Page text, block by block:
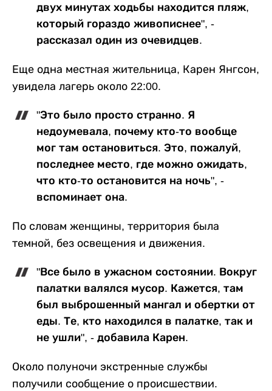
двух минутах ходьбы находится пляж,
который гораздо живописнее", -
рассказал один из очевидцев.
Еще одна местная жительница, Карен Янгсон,
увидела лагерь около 22:00.
"Это было просто странно. Я
недоумевала, почему кто-то вообще
мог там остановиться. Это, пожалуй,
последнее место, где можно ожидать,
что кто-то остановится на ночь", -
вспоминает она.
По словам женщины, территория была
темной, без освещения и движения.
"Все было в ужасном состоянии. Вокруг
палатки валялся мусор. Кажется, там
был выброшенный мангал и обертки от
еды. Те, кто находился в палатке, так и
не ушли", - добавила Карен.
Около полуночи экстренные службы
получили сообщение о происшествии.